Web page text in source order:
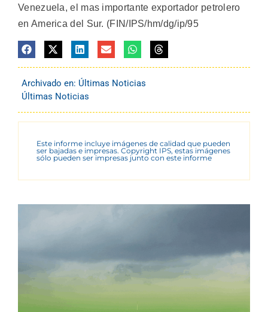
Venezuela, el mas importante exportador petrolero
en America del Sur. (FIN/IPS/hm/dg/ip/95
Archivado en: Últimas Noticias
Últimas Noticias
Este informe incluye imágenes de calidad que pueden
ser bajadas e impresas. Copyright IPS, estas imágenes
sólo pueden ser impresas junto con este informe